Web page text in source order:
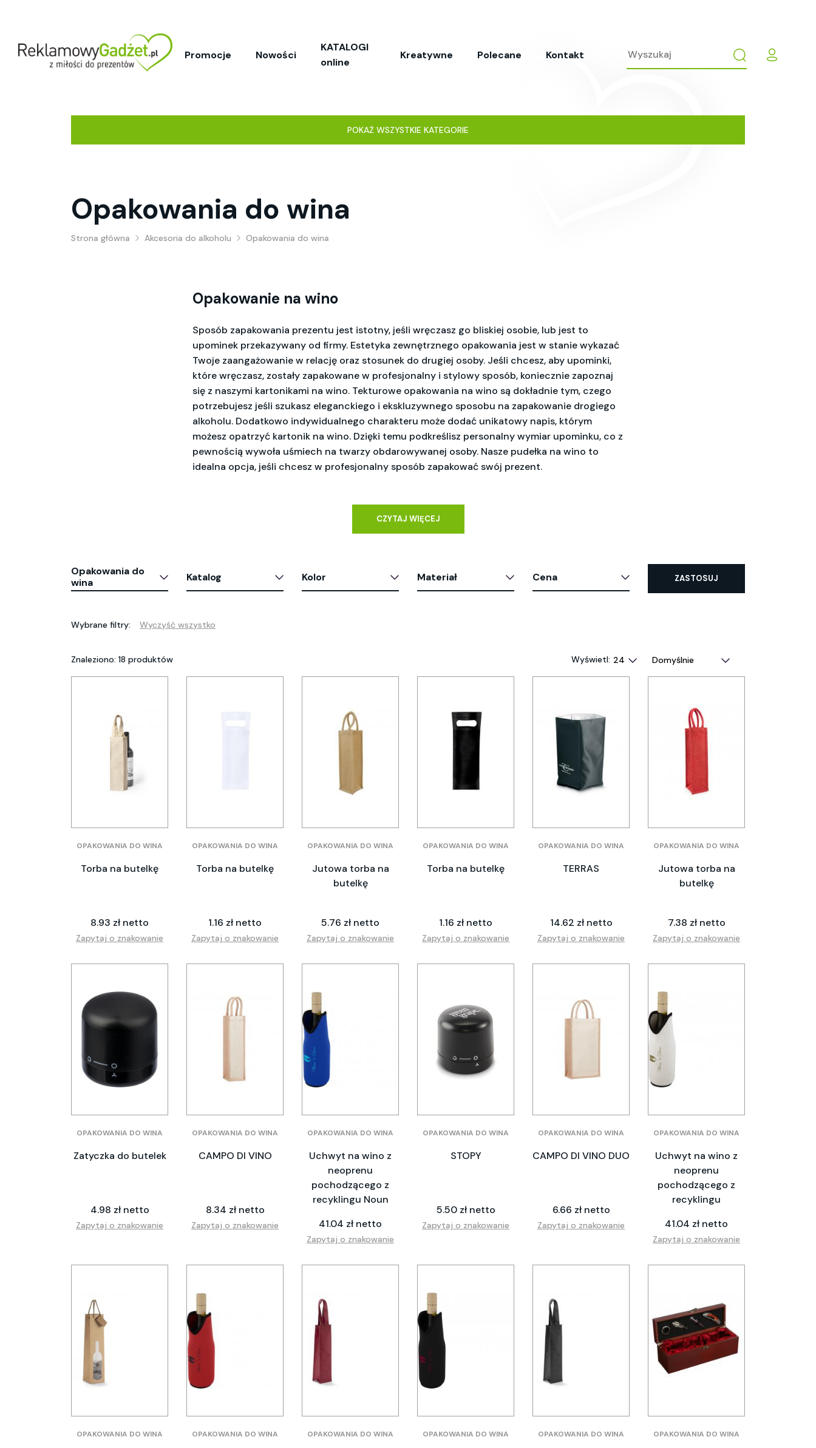
Promocje Nowości
KATALOGI
online
Kreatywne Polecane Kontakt
POKAŻ WSZYSTKIE KATEGORIE
Opakowania do wina
Strona główna Akcesoria do alkoholu Opakowania do wina
Opakowanie na wino
Sposób zapakowania prezentu jest istotny, jeśli wręczasz go bliskiej osobie, lub jest to
upominek przekazywany od firmy. Estetyka zewnętrznego opakowania jest w stanie wykazać
Twoje zaangażowanie w relację oraz stosunek do drugiej osoby. Jeśli chcesz, aby upominki,
które wręczasz, zostały zapakowane w profesjonalny i stylowy sposób, koniecznie zapoznaj
się z naszymi kartonikami na wino. Tekturowe opakowania na wino są dokładnie tym, czego
potrzebujesz jeśli szukasz eleganckiego i ekskluzywnego sposobu na zapakowanie drogiego
alkoholu. Dodatkowo indywidualnego charakteru może dodać unikatowy napis, którym
możesz opatrzyć kartonik na wino. Dzięki temu podkreślisz personalny wymiar upominku, co z
pewnością wywoła uśmiech na twarzy obdarowywanej osoby. Nasze pudełka na wino to
idealna opcja, jeśli chcesz w profesjonalny sposób zapakować swój prezent.
CZYTAJ WIĘCEJ
Opakowania do
wina
Katalog Kolor Materiał Cena ZASTOSUJ
Wybrane filtry: Wyczyść wszystko
Znaleziono: 18 produktów Wyświetl:
OPAKOWANIA DO WINA
Torba na butelkę
8.93 zł netto
Zapytaj o znakowanie
OPAKOWANIA DO WINA
Torba na butelkę
1.16 zł netto
Zapytaj o znakowanie
OPAKOWANIA DO WINA
Jutowa torba na
butelkę
5.76 zł netto
Zapytaj o znakowanie
OPAKOWANIA DO WINA
Torba na butelkę
1.16 zł netto
Zapytaj o znakowanie
OPAKOWANIA DO WINA
TERRAS
14.62 zł netto
Zapytaj o znakowanie
OPAKOWANIA DO WINA
Jutowa torba na
butelkę
7.38 zł netto
Zapytaj o znakowanie
OPAKOWANIA DO WINA
Zatyczka do butelek
4.98 zł netto
Zapytaj o znakowanie
OPAKOWANIA DO WINA
CAMPO DI VINO
8.34 zł netto
Zapytaj o znakowanie
OPAKOWANIA DO WINA
Uchwyt na wino z
neoprenu
pochodzącego z
recyklingu Noun
41.04 zł netto
Zapytaj o znakowanie
OPAKOWANIA DO WINA
STOPY
5.50 zł netto
Zapytaj o znakowanie
OPAKOWANIA DO WINA
CAMPO DI VINO DUO
6.66 zł netto
Zapytaj o znakowanie
OPAKOWANIA DO WINA
Uchwyt na wino z
neoprenu
pochodzącego z
recyklingu
41.04 zł netto
Zapytaj o znakowanie
OPAKOWANIA DO WINA OPAKOWANIA DO WINA OPAKOWANIA DO WINA OPAKOWANIA DO WINA OPAKOWANIA DO WINA OPAKOWANIA DO WINA